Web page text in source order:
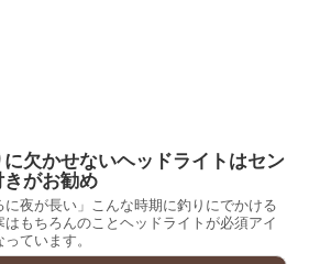
欠かせないヘッドライトはセン
がお勧め
に夜が長い」こんな時期に釣りにでかける
はもちろんのことヘッドライトが必須アイ
ています。